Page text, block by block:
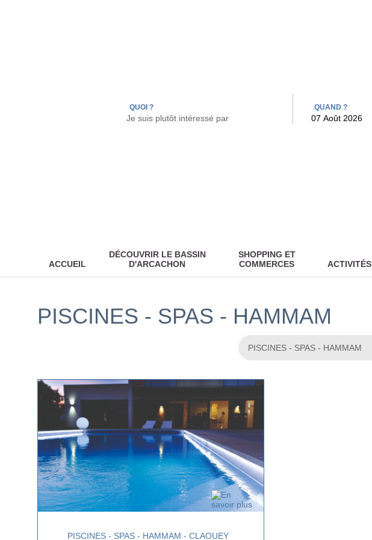
QUOI ? QUAND ?
ACCUEIL
DÉCOUVRIR LE BASSIN
D'ARCACHON
SHOPPING ET
COMMERCES
ACTIVITÉS
PISCINES - SPAS - HAMMAM
PISCINES - SPAS - HAMMAM - CLAOUEY